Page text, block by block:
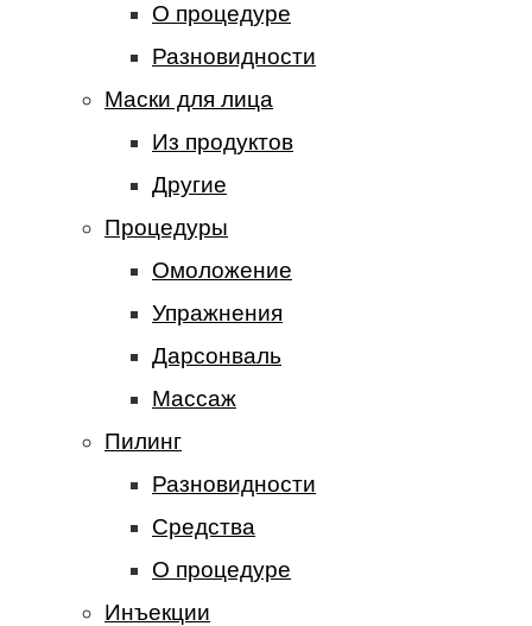
О процедуре
Разновидности
Маски для лица
Из продуктов
Другие
Процедуры
Омоложение
Упражнения
Дарсонваль
Массаж
Пилинг
Разновидности
Средства
О процедуре
Инъекции